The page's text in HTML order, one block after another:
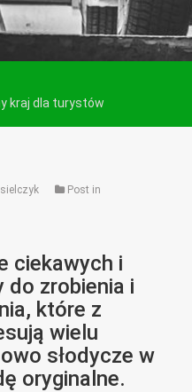
kraj dla turystów
Post in
ciekawych i
do zrobienia i
które z
wielu
słodycze w
oryginalne.